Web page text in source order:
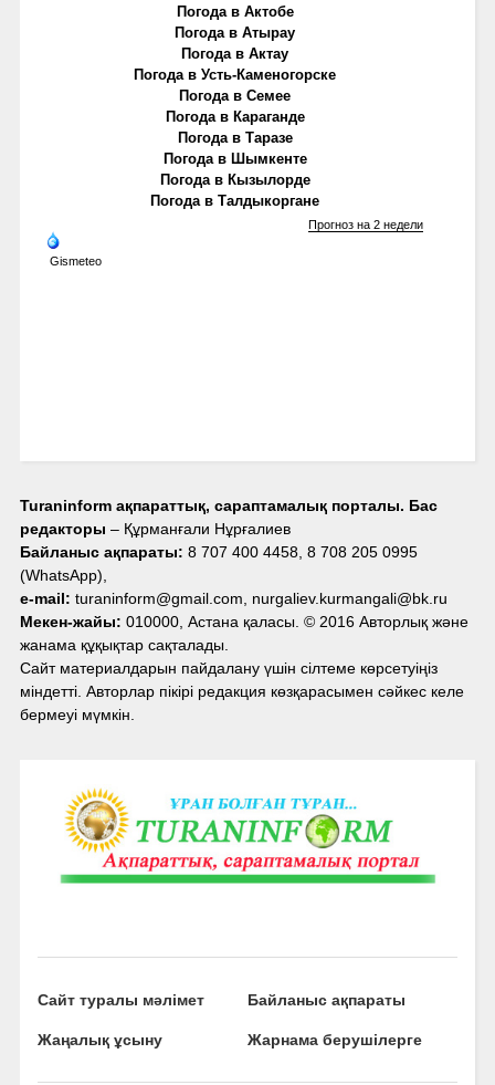
Погода в Актобе
Погода в Атырау
Погода в Актау
Погода в Усть-Каменогорске
Погода в Семее
Погода в Караганде
Погода в Таразе
Погода в Шымкенте
Погода в Кызылорде
Погода в Талдыкоргане
Gismeteo
Прогноз на 2 недели
Turaninform ақпараттық, сараптамалық порталы. Бас
редакторы – Құрманғали Нұрғалиев
Байланыс ақпараты: 8 707 400 4458, 8 708 205 0995
(WhatsApp),
e-mail: turaninform@gmail.com, nurgaliev.kurmangali@bk.ru
Мекен-жайы: 010000, Астана қаласы. © 2016 Авторлық және
жанама құқықтар сақталады.
Сайт материалдарын пайдалану үшін сілтеме көрсетуіңіз
міндетті. Авторлар пікірі редакция көзқарасымен сәйкес келе
бермеуі мүмкін.
Сайт туралы мәлімет Байланыс ақпараты
Жаңалық ұсыну Жарнама берушілерге